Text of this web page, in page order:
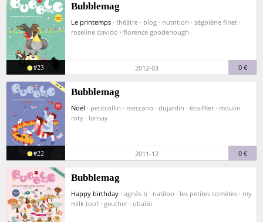
Bubblemag
Le printemps · théâtre · blog · nutrition · ségolène finet ·
roseline davido · florence goodenough
#23 2012-03 0 €
Bubblemag
Noël · petitcollin · meccano · dujardin · écoiffier · moulin
roty · lansay
#22 2011-12 0 €
Bubblemag
Happy birthday · agnès b · natiloo · les petites comètes · my
milk toof · geuther · obaïbi